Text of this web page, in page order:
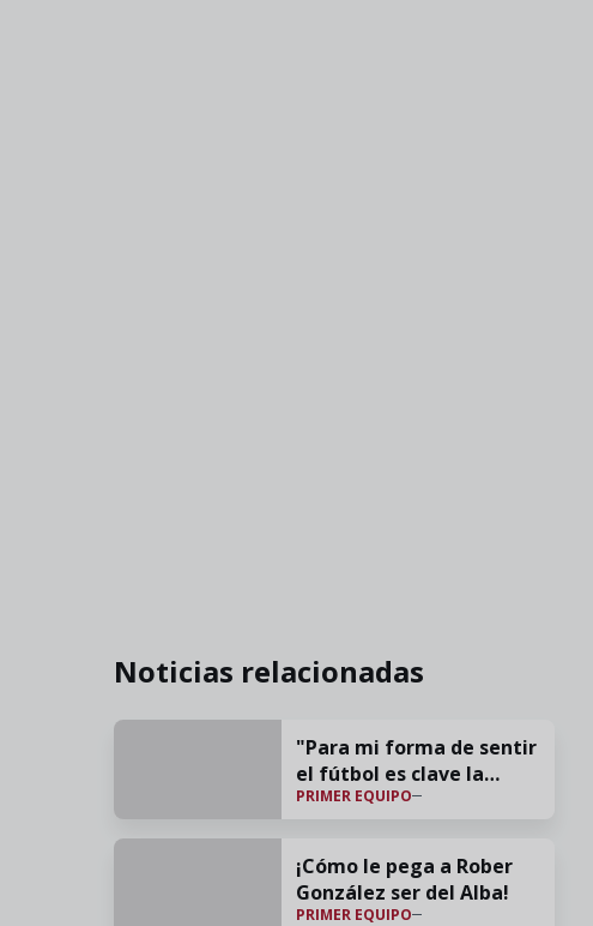
Noticias relacionadas
"Para mi forma de sentir
el fútbol es clave la
confianza y el cariño"
PRIMER EQUIPO
¡Cómo le pega a Rober
González ser del Alba!
PRIMER EQUIPO